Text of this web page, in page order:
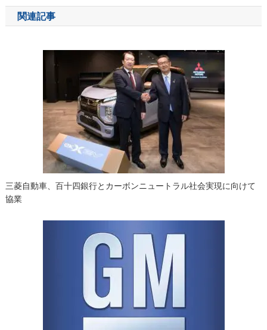
ナ
ビ
関連記事
三菱自動車、百十四銀行とカーボンニュートラル社会実現に向けて
協業